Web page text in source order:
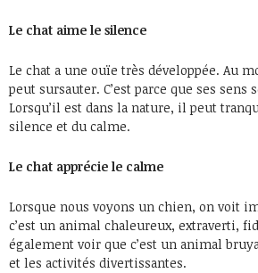
Le chat aime le silence
Le chat a une ouïe très développée. Au
peut sursauter. C’est parce que ses sens
Lorsqu’il est dans la nature, il peut
silence et du calme.
Le chat apprécie le calme
Lorsque nous voyons un chien, on voit
c’est un animal chaleureux, extraverti,
également voir que c’est un animal
et les activités divertissantes.